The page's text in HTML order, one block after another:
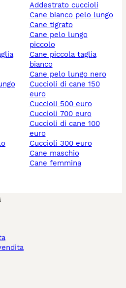
addestrato cuccioli
cane bianco pelo lungo
cane tigrato
cane pelo lungo
piccolo
cane piccola taglia
bianco
cane pelo lungo nero
cuccioli di cane 150
euro
cuccioli 500 euro
cuccioli 700 euro
cuccioli di cane 100
euro
cuccioli 300 euro
cane maschio
cane femmina